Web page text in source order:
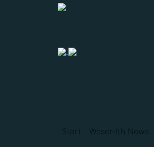
Start Weser-Ith News